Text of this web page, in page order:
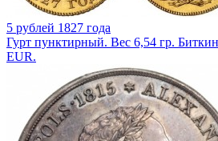
5 рублей 1827 года
Гурт пунктирный. Вес 6,54 гр.
EUR.